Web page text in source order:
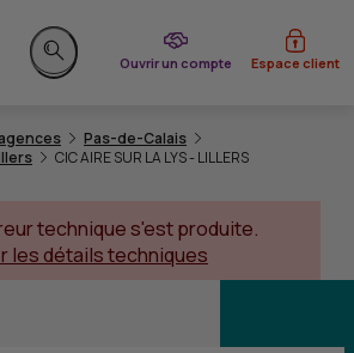
Rechercher sur le site
Ouvrir un compte
du CIC Espace client
Pas-de-Calais
CIC AIRE SUR LA LYS - LILLERS
technique s'est produite.
les détails techniques